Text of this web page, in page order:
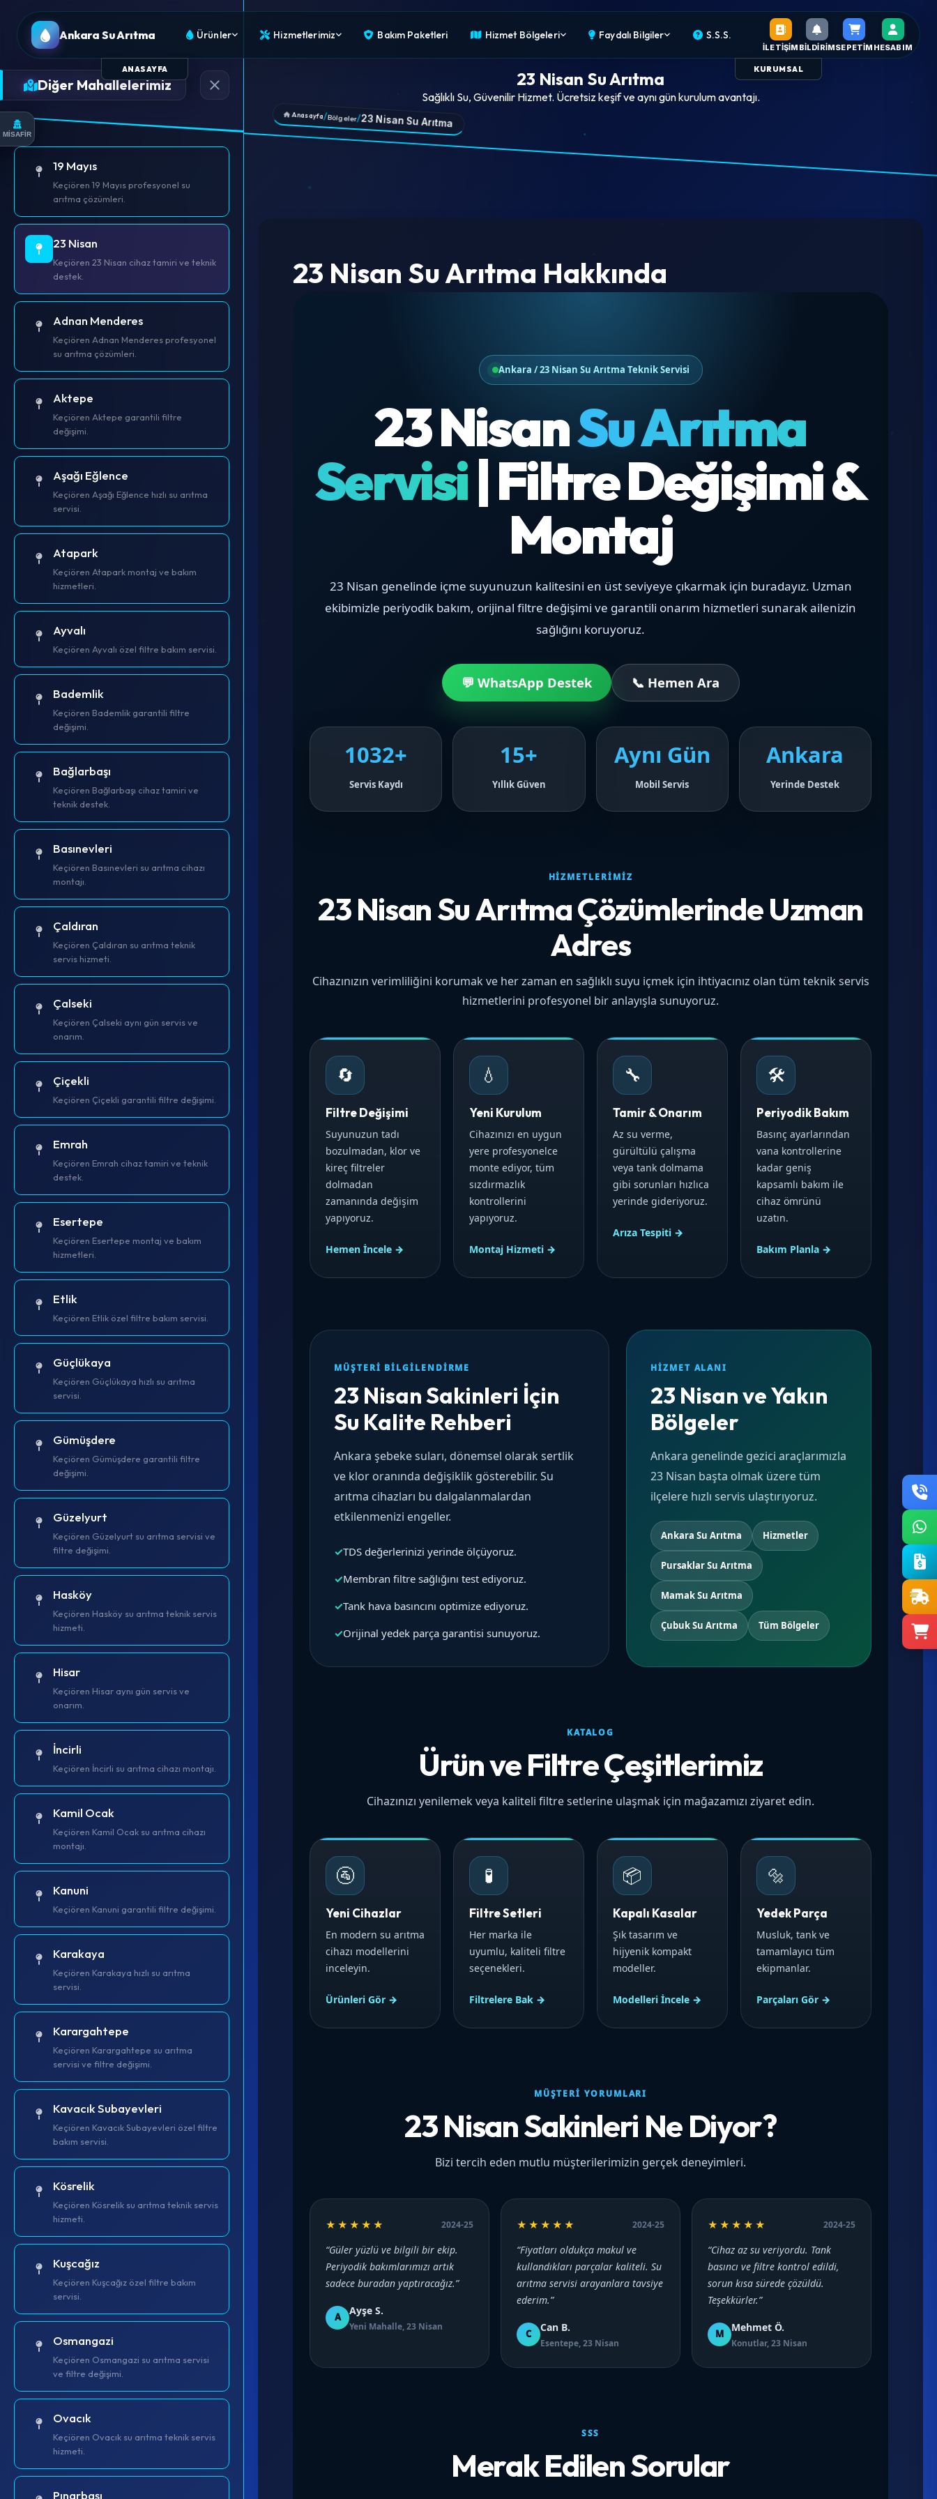
ANASAYFA KURUMSAL
Ankara Su Arıtma Ürünler Hizmetlerimiz Bakım Paketleri Hizmet Bölgeleri Faydalı Bilgiler S.S.S.
İLETIŞIM BILDIRIMSEPETIM HESABIM
Diğer Mahallelerimiz
19 Mayıs
Keçiören 19 Mayıs profesyonel su
arıtma çözümleri.
23 Nisan
Keçiören 23 Nisan cihaz tamiri ve teknik
destek.
Adnan Menderes
Keçiören Adnan Menderes profesyonel
su arıtma çözümleri.
Aktepe
Keçiören Aktepe garantili filtre
değişimi.
Aşağı Eğlence
Keçiören Aşağı Eğlence hızlı su arıtma
servisi.
Atapark
Keçiören Atapark montaj ve bakım
hizmetleri.
Ayvalı
Keçiören Ayvalı özel filtre bakım servisi.
Bademlik
Keçiören Bademlik garantili filtre
değişimi.
Bağlarbaşı
Keçiören Bağlarbaşı cihaz tamiri ve
teknik destek.
Basınevleri
Keçiören Basınevleri su arıtma cihazı
montajı.
Çaldıran
Keçiören Çaldıran su arıtma teknik
servis hizmeti.
Çalseki
Keçiören Çalseki aynı gün servis ve
onarım.
Çiçekli
Keçiören Çiçekli garantili filtre değişimi.
Emrah
Keçiören Emrah cihaz tamiri ve teknik
destek.
Esertepe
Keçiören Esertepe montaj ve bakım
hizmetleri.
Etlik
Keçiören Etlik özel filtre bakım servisi.
Güçlükaya
Keçiören Güçlükaya hızlı su arıtma
servisi.
Gümüşdere
Keçiören Gümüşdere garantili filtre
değişimi.
Güzelyurt
Keçiören Güzelyurt su arıtma servisi ve
filtre değişimi.
Hasköy
Keçiören Hasköy su arıtma teknik servis
hizmeti.
Hisar
Keçiören Hisar aynı gün servis ve
onarım.
İncirli
Keçiören İncirli su arıtma cihazı montajı.
Kamil Ocak
Keçiören Kamil Ocak su arıtma cihazı
montajı.
Kanuni
Keçiören Kanuni garantili filtre değişimi.
Karakaya
Keçiören Karakaya hızlı su arıtma
servisi.
Karargahtepe
Keçiören Karargahtepe su arıtma
servisi ve filtre değişimi.
Kavacık Subayevleri
Keçiören Kavacık Subayevleri özel filtre
bakım servisi.
Kösrelik
Keçiören Kösrelik su arıtma teknik servis
hizmeti.
Kuşcağız
Keçiören Kuşcağız özel filtre bakım
servisi.
Osmangazi
Keçiören Osmangazi su arıtma servisi
ve filtre değişimi.
Ovacık
Keçiören Ovacık su arıtma teknik servis
hizmeti.
Pınarbaşı
23 Nisan Su Arıtma
Sağlıklı Su, Güvenilir Hizmet. Ücretsiz keşif ve aynı gün kurulum avantajı.
Anasayfa/Bölgeler/23 Nisan Su Arıtma
23 Nisan Su Arıtma Hakkında
Ankara / 23 Nisan Su Arıtma Teknik Servisi
23 NisanSu Arıtma
Servisi| Filtre Değişimi &
Montaj
23 Nisan genelinde içme suyunuzun kalitesini en üst seviyeye çıkarmak için buradayız. Uzman
ekibimizle periyodik bakım, orijinal filtre değişimi ve garantili onarım hizmetleri sunarak ailenizin
sağlığını koruyoruz.
💬 WhatsApp Destek 📞 Hemen Ara
1032+
Servis Kaydı
15+
Yıllık Güven
Aynı Gün
Mobil Servis
Ankara
Yerinde Destek
HIZMETLERIMIZ
23 Nisan Su Arıtma Çözümlerinde Uzman
Adres
Cihazınızın verimliliğini korumak ve her zaman en sağlıklı suyu içmek için ihtiyacınız olan tüm teknik servis
hizmetlerini profesyonel bir anlayışla sunuyoruz.
🔄
Filtre Değişimi
Suyunuzun tadı
bozulmadan, klor ve
kireç filtreler
dolmadan
zamanında değişim
yapıyoruz.
Hemen İncele →
💧
Yeni Kurulum
Cihazınızı en uygun
yere profesyonelce
monte ediyor, tüm
sızdırmazlık
kontrollerini
yapıyoruz.
Montaj Hizmeti →
🔧
Tamir & Onarım
Az su verme,
gürültülü çalışma
veya tank dolmama
gibi sorunları hızlıca
yerinde gideriyoruz.
Arıza Tespiti →
🛠️
Periyodik Bakım
Basınç ayarlarından
vana kontrollerine
kadar geniş
kapsamlı bakım ile
cihaz ömrünü
uzatın.
Bakım Planla →
MÜŞTERI BILGILENDIRME
23 Nisan Sakinleri İçin
Su Kalite Rehberi
Ankara şebeke suları, dönemsel olarak sertlik
ve klor oranında değişiklik gösterebilir. Su
arıtma cihazları bu dalgalanmalardan
etkilenmenizi engeller.
✓TDS değerlerinizi yerinde ölçüyoruz.
✓Membran filtre sağlığını test ediyoruz.
✓Tank hava basıncını optimize ediyoruz.
✓Orijinal yedek parça garantisi sunuyoruz.
HIZMET ALANI
23 Nisan ve Yakın
Bölgeler
Ankara genelinde gezici araçlarımızla
23 Nisan başta olmak üzere tüm
ilçelere hızlı servis ulaştırıyoruz.
Ankara Su Arıtma Hizmetler
Pursaklar Su Arıtma
Mamak Su Arıtma
Çubuk Su Arıtma Tüm Bölgeler
KATALOG
Ürün ve Filtre Çeşitlerimiz
Cihazınızı yenilemek veya kaliteli filtre setlerine ulaşmak için mağazamızı ziyaret edin.
🚰
Yeni Cihazlar
En modern su arıtma
cihazı modellerini
inceleyin.
Ürünleri Gör →
🧪
Filtre Setleri
Her marka ile
uyumlu, kaliteli filtre
seçenekleri.
Filtrelere Bak →
📦
Kapalı Kasalar
Şık tasarım ve
hijyenik kompakt
modeller.
Modelleri İncele →
🔩
Yedek Parça
Musluk, tank ve
tamamlayıcı tüm
ekipmanlar.
Parçaları Gör →
MÜŞTERI YORUMLARI
23 Nisan Sakinleri Ne Diyor?
Bizi tercih eden mutlu müşterilerimizin gerçek deneyimleri.
★★★★★ 2024-25
“Güler yüzlü ve bilgili bir ekip.
Periyodik bakımlarımızı artık
sadece buradan yaptıracağız.”
A
Ayşe S.
Yeni Mahalle, 23 Nisan
★★★★★ 2024-25
“Fiyatları oldukça makul ve
kullandıkları parçalar kaliteli. Su
arıtma servisi arayanlara tavsiye
ederim.”
C
Can B.
Esentepe, 23 Nisan
★★★★★ 2024-25
“Cihaz az su veriyordu. Tank
basıncı ve filtre kontrol edildi,
sorun kısa sürede çözüldü.
Teşekkürler.”
M
Mehmet Ö.
Konutlar, 23 Nisan
SSS
Merak Edilen Sorular
MİSAFİR